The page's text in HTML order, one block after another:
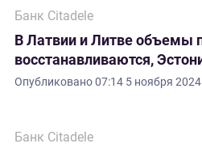
Банк Citadele
В Латвии и Литве объемы
восстанавливаются,
Опубликовано07:14 5 ноября 2024
Банк Citadele